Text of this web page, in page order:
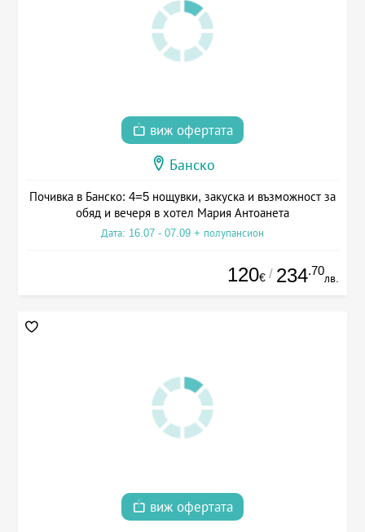
виж офертата
Банско
Почивка в Банско: 4=5 нощувки, закуска и възможност за
обяд и вечеря в хотел Мария Антоанета
Дата: 16.07 - 07.09 + полупансион
120€ / 234.70
лв.
виж офертата